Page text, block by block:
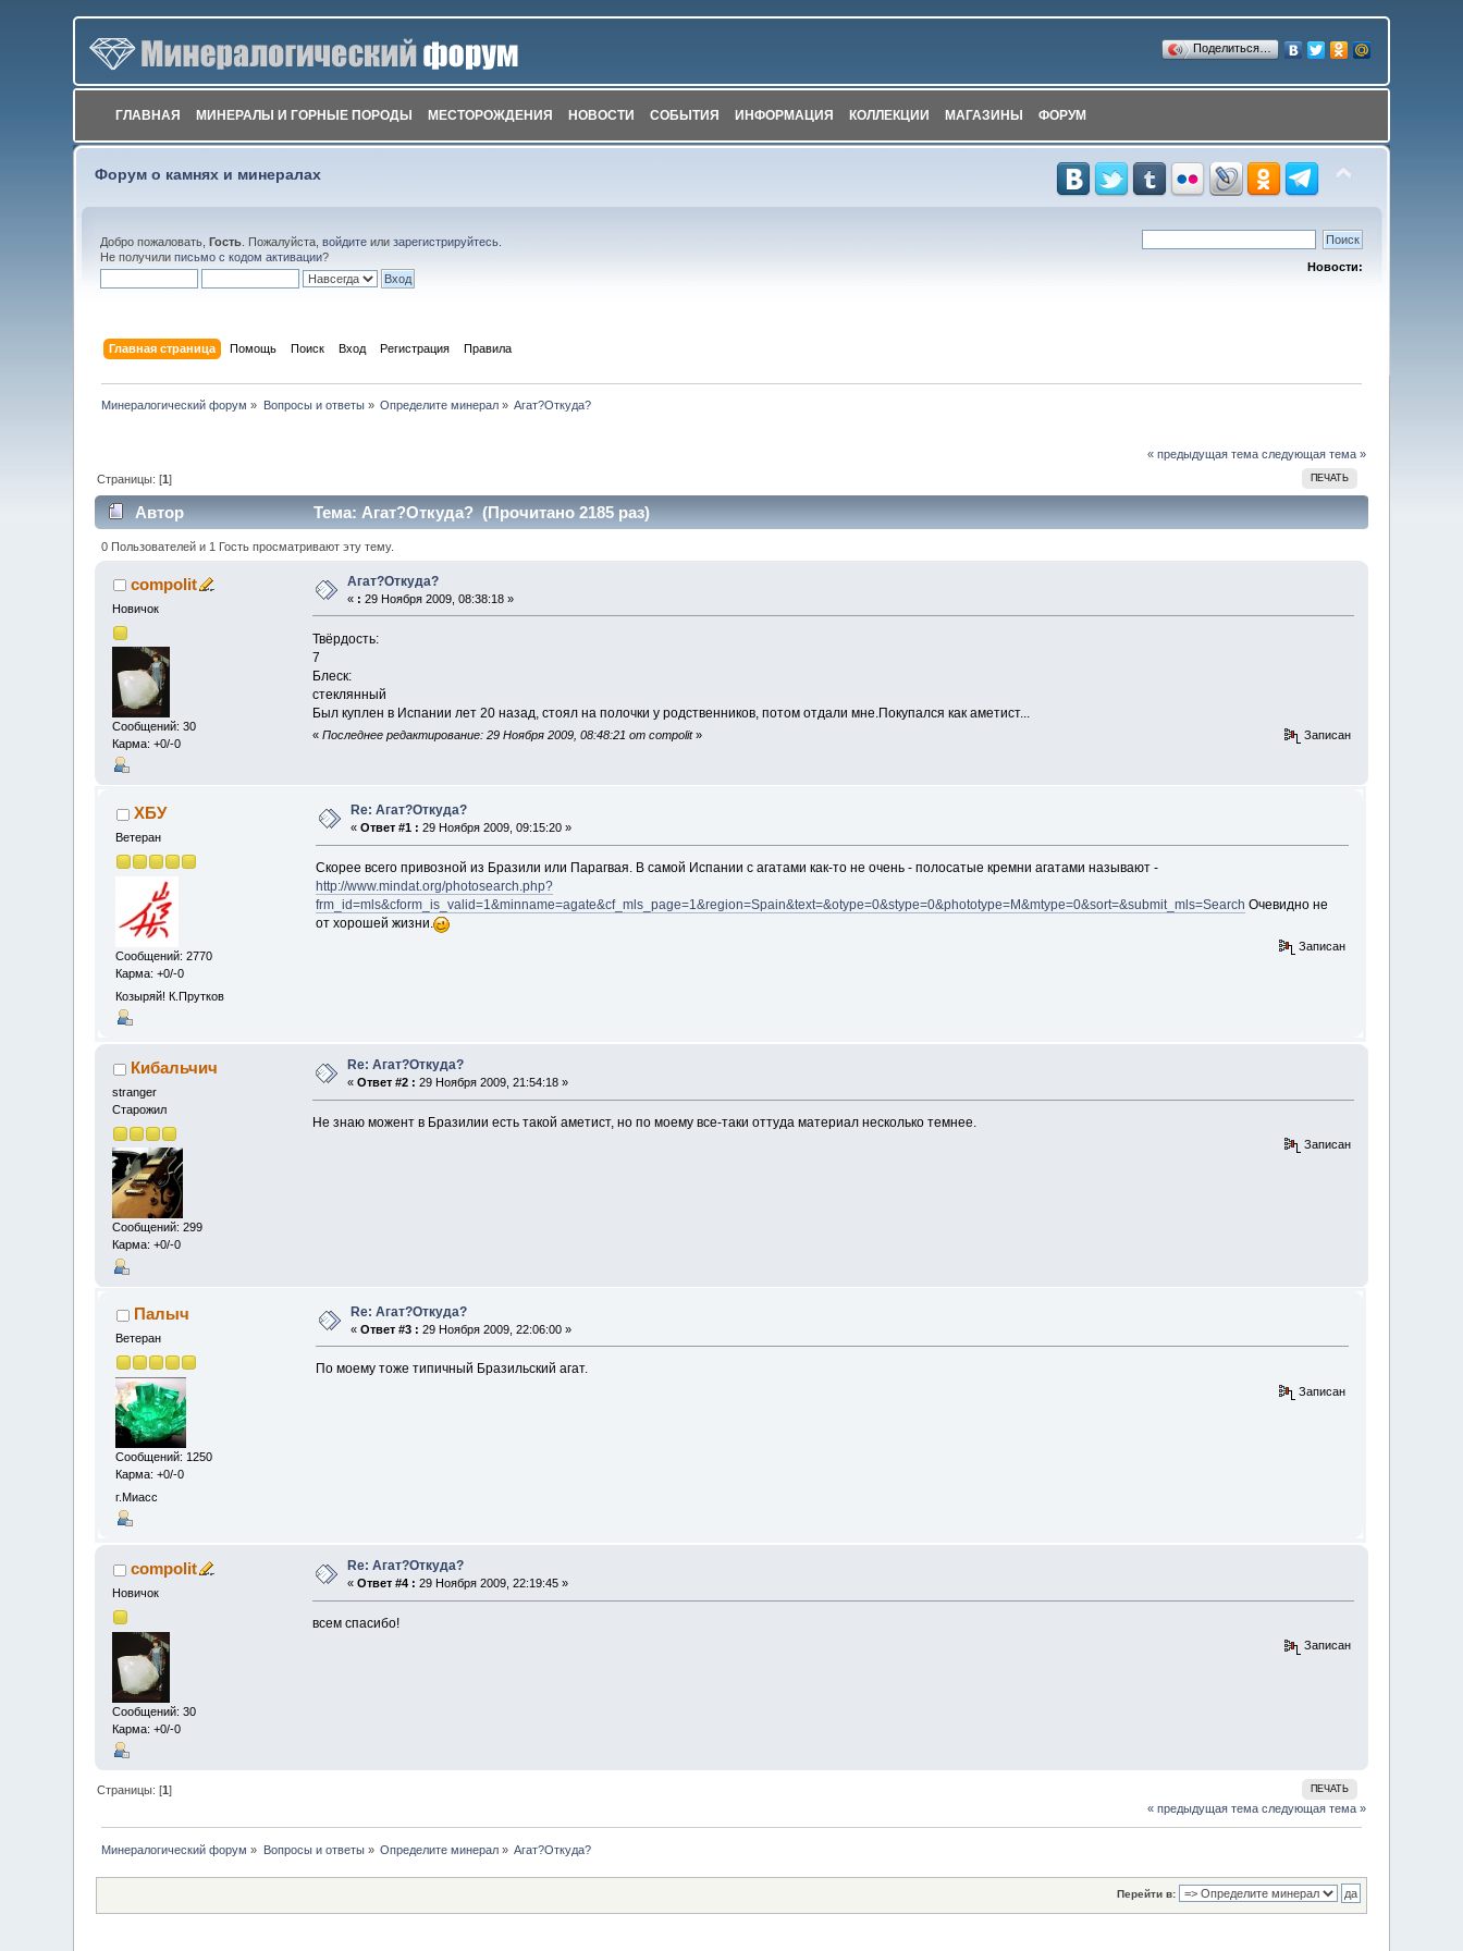
Поделиться…
ГЛАВНАЯ МИНЕРАЛЫ И ГОРНЫЕ ПОРОДЫ МЕСТОРОЖДЕНИЯ НОВОСТИ СОБЫТИЯ ИНФОРМАЦИЯ КОЛЛЕКЦИИ МАГАЗИНЫ ФОРУМ
Форум о камнях и минералах
Добро пожаловать,Гость . Пожалуйста,войдите илизарегистрируйтесь
Не получилиписьмо с кодом активации?
Новости:
Главная страница Помощь Поиск Вход Регистрация Правила
Минералогический форум » Вопросы и ответы» Определите минерал » Агат?Откуда?
« предыдущая тема следующая тема »
ПЕЧАТЬ
Страницы: [1]
Автор Тема: Агат?Откуда? (Прочитано 2185 раз)
0 Пользователей и 1 Гость просматривают эту тему.
compolit
Новичок
Сообщений: 30
Карма: +0/-0
Агат?Откуда?
« : 29 Ноября 2009, 08:38:18 »
Твёрдость:
7
Блеск:
стеклянный
Был куплен в Испании лет 20 назад, стоял на полочки у родственников, потом отдали мне.Покупался как аметист...
« Последнее редактирование: 29 Ноября 2009, 08:48:21 от compolit» Записан
ХБУ
Ветеран
Сообщений: 2770
Карма: +0/-0
Козыряй! К.Прутков
Re: Агат?Откуда?
«Ответ #1 : 29 Ноября 2009, 09:15:20 »
Скорее всего привозной из Бразили или Парагвая. В самой Испании с агатами как-то не очень - полосатые кремни агатами называют -
http://www.mindat.org/photosearch.php?
frm_id=mls&cform_is_valid=1&minname=agate&cf_mls_page=1&region=Spain&text=&otype=0&stype=0&phototype=M&mtype=0&sort=&submit_mls=Search Очевидно не
от хорошей жизни.
Записан
Кибальчич
stranger
Старожил
Сообщений: 299
Карма: +0/-0
Re: Агат?Откуда?
«Ответ #2 : 29 Ноября 2009, 21:54:18 »
Не знаю можент в Бразилии есть такой аметист, но по моему все-таки оттуда материал несколько темнее.
Записан
Палыч
Ветеран
Сообщений: 1250
Карма: +0/-0
г.Миасс
Re: Агат?Откуда?
«Ответ #3 : 29 Ноября 2009, 22:06:00 »
По моему тоже типичный Бразильский агат.
Записан
compolit
Новичок
Сообщений: 30
Карма: +0/-0
Re: Агат?Откуда?
«Ответ #4 : 29 Ноября 2009, 22:19:45 »
всем спасибо!
Записан
ПЕЧАТЬ
Страницы: [1]
« предыдущая тема следующая тема »
Минералогический форум » Вопросы и ответы» Определите минерал » Агат?Откуда?
Перейти в: